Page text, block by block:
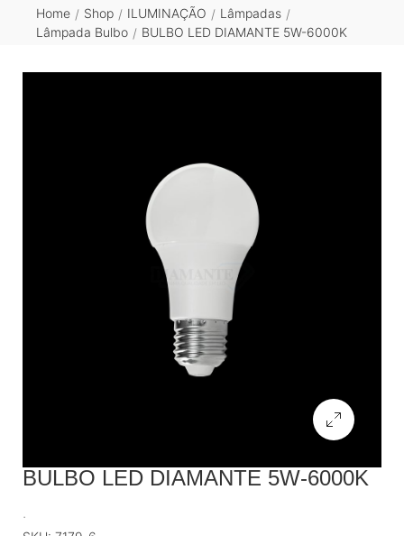
Home / Shop / ILUMINAÇÃO / Lâmpadas /
Lâmpada Bulbo / BULBO LED DIAMANTE 5W-6000K
BULBO LED DIAMANTE 5W-6000K
.